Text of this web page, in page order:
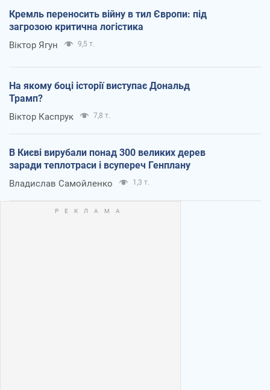
Кремль переносить війну в тил Європи: під
загрозою критична логістика
Віктор Ягун 9,5 т.
На якому боці історії виступає Дональд
Трамп?
Віктор Каспрук 7,8 т.
В Києві вирубали понад 300 великих дерев
заради теплотраси і всупереч Генплану
Владислав Самойленко 1,3 т.